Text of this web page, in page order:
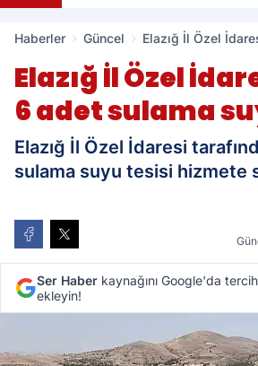
Haberler Güncel
Elazığ İl Özel
Elazığ İl Özel
6 adet sulama
Elazığ İl Özel İdaresi
sulama suyu tesisi hizmete
Ser Haber kaynağını Google'da
ekleyin!